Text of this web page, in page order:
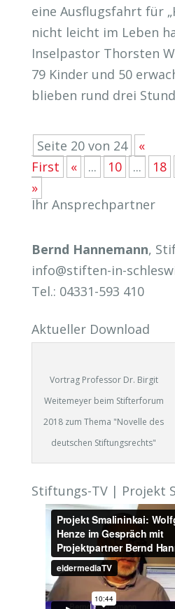
eine Ausflugsfahrt für
nicht leicht im Leben
Inselpastor Thorsten
79 Kinder und 50
blieben rund drei
Seite 20 von 24
«
First
« ... 10 ... 18
»
Ihr Ansprechpartner
Bernd Hannemann,
info@stiften-in-
Tel.: 04331-593 410
Aktueller Download
Vortrag Professor Dr. Birgit
Weitemeyer beim Stifterforum
2018 zum Thema "Novelle des
deutschen Stiftungsrechts"
Stiftungs-TV | Projekt